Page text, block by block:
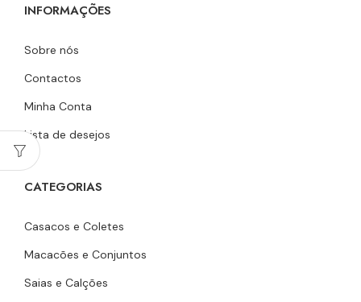
INFORMAÇÕES
Sobre nós
Contactos
Minha Conta
Lista de desejos
CATEGORIAS
Casacos e Coletes
Macacões e Conjuntos
Saias e Calções